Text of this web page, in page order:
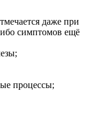
даже при
симптомов ещё
процессы;